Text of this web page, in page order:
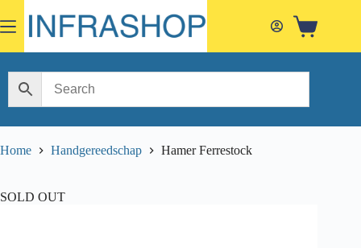
to
content
Shopping
Home Handgereedschap Hamer Ferrestock
SOLD OUT